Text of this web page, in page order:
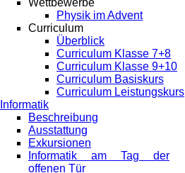
Wettbewerbe
Physik im Advent
Curriculum
Überblick
Curriculum Klasse 7+8
Curriculum Klasse 9+10
Curriculum Basiskurs
Curriculum Leistungskurs
Informatik
Beschreibung
Ausstattung
Exkursionen
Informatik am Tag der
offenen Tür